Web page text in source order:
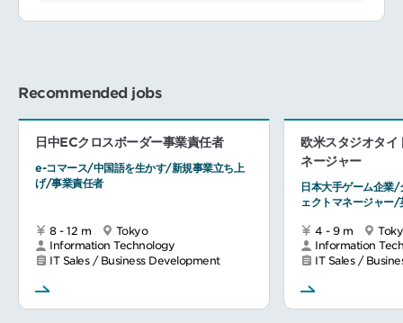
Recommended jobs
日中ECクロスボーダー事業責任者
e-コマース/中国語を生かす/新規事業立ち上
げ/事業責任者
8 - 12 m
Tokyo
Information Technology
IT Sales / Business Development
欧米スタジオタイ
ネージャー
日本大手ゲーム企業
ェクトマネージャー/
4 - 9 m
Information
IT Sales /